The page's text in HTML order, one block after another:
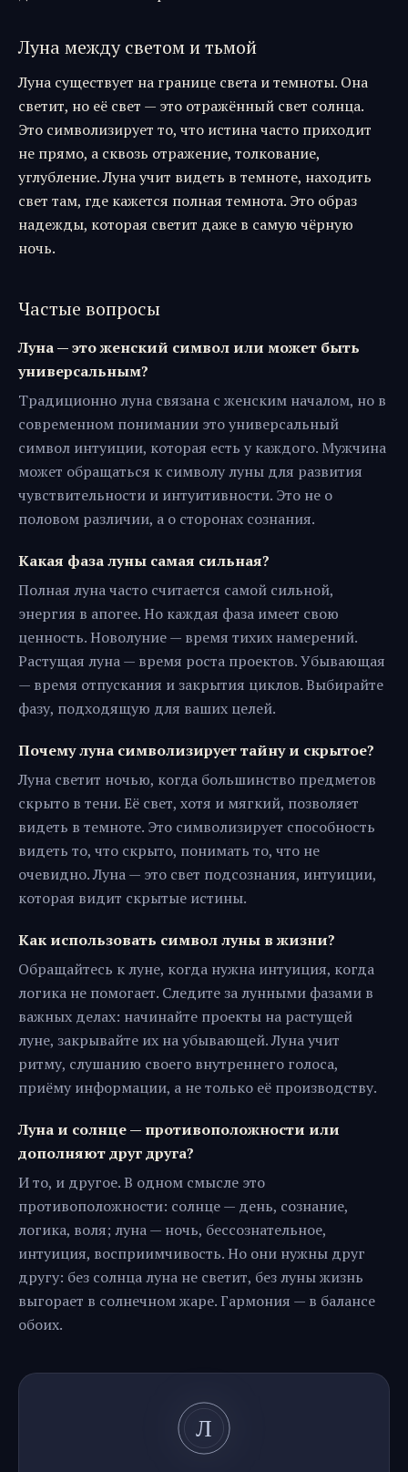
Луна между светом и тьмой
Луна существует на границе света и темноты. Она
светит, но её свет — это отражённый свет солнца.
Это символизирует то, что истина часто приходит
не прямо, а сквозь отражение, толкование,
углубление. Луна учит видеть в темноте, находить
свет там, где кажется полная темнота. Это образ
надежды, которая светит даже в самую чёрную
ночь.
Частые вопросы
Луна — это женский символ или может быть
универсальным?
Традиционно луна связана с женским началом, но в
современном понимании это универсальный
символ интуиции, которая есть у каждого. Мужчина
может обращаться к символу луны для развития
чувствительности и интуитивности. Это не о
половом различии, а о сторонах сознания.
Какая фаза луны самая сильная?
Полная луна часто считается самой сильной,
энергия в апогее. Но каждая фаза имеет свою
ценность. Новолуние — время тихих намерений.
Растущая луна — время роста проектов. Убывающая
— время отпускания и закрытия циклов. Выбирайте
фазу, подходящую для ваших целей.
Почему луна символизирует тайну и скрытое?
Луна светит ночью, когда большинство предметов
скрыто в тени. Её свет, хотя и мягкий, позволяет
видеть в темноте. Это символизирует способность
видеть то, что скрыто, понимать то, что не
очевидно. Луна — это свет подсознания, интуиции,
которая видит скрытые истины.
Как использовать символ луны в жизни?
Обращайтесь к луне, когда нужна интуиция, когда
логика не помогает. Следите за лунными фазами в
важных делах: начинайте проекты на растущей
луне, закрывайте их на убывающей. Луна учит
ритму, слушанию своего внутреннего голоса,
приёму информации, а не только её производству.
Луна и солнце — противоположности или
дополняют друг друга?
И то, и другое. В одном смысле это
противоположности: солнце — день, сознание,
логика, воля; луна — ночь, бессознательное,
интуиция, восприимчивость. Но они нужны друг
другу: без солнца луна не светит, без луны жизнь
выгорает в солнечном жаре. Гармония — в балансе
обоих.